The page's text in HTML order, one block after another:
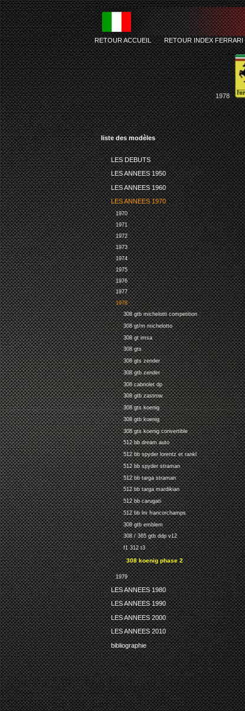
liste des modèles
LES DEBUTS
LES ANNEES 1950
LES ANNEES 1960
LES ANNEES 1970
1970
1971
1972
1973
1974
1975
1976
1977
1978
308 gtb michelotti competition
308 gt/m michelotto
308 gt imsa
308 gts
308 gts zender
308 gtb zender
308 cabriolet dp
308 gtb zastrow
308 gts koenig
308 gtb koenig
308 gts koenig convertible
512 bb dream auto
512 bb spyder lorentz et rankl
512 bb spyder straman
512 bb targa straman
512 bb targa mardikian
512 bb carugati
512 bb lm francorchamps
308 gtb emblem
308 / 365 gtb ddp v12
f1 312 t3
308 koenig phase 2
1979
LES ANNEES 1980
LES ANNEES 1990
LES ANNEES 2000
LES ANNEES 2010
bibliographie
RETOUR ACCUEIL-RETOUR INDEX FERRARI
1978